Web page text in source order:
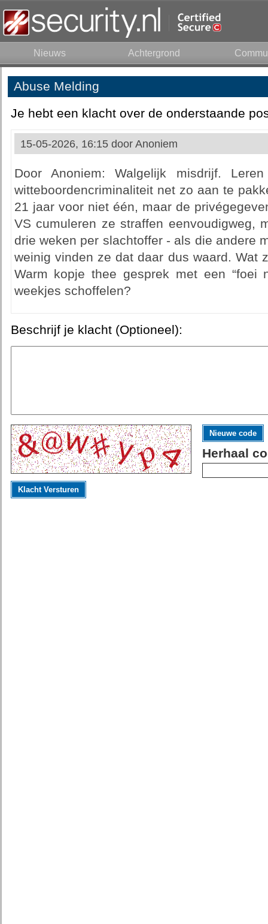
Nieuws Achtergrond
Abuse Melding
Je hebt een klacht over de onderstaande
15-05-2026, 16:15 door Anoniem
Door Anoniem: Walgelijk misdrijf.
witteboordencriminaliteit net zo aan te
21 jaar voor niet één, maar de
VS cumuleren ze straffen eenvoudigweg,
drie weken per slachtoffer - als die andere
weinig vinden ze dat daar dus waard. Wat
Warm kopje thee gesprek met een “foei
weekjes schoffelen?
Beschrijf je klacht (Optioneel):
Nieuwe code
Herhaal
Klacht Versturen